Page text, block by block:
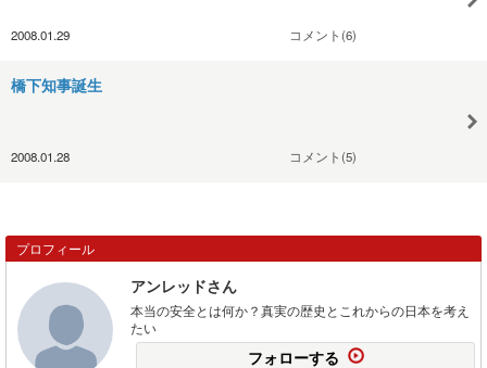
2008.01.29 コメント(6)
橋下知事誕生
2008.01.28 コメント(5)
プロフィール
アンレッドさん
本当の安全とは何か？真実の歴史とこれからの日本を考え
たい
フォローする